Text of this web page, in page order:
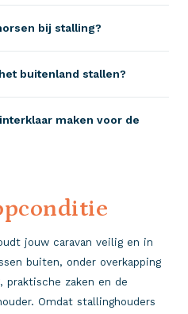
bij stalling?
buitenland stallen?
maken voor de
jouw caravan veilig en in
buiten, onder overkapping
praktische zaken en de
Omdat stallinghouders